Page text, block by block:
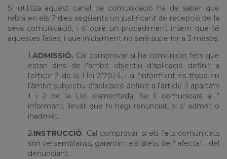
Si utilitza aquest canal de comunicació ha de saber que
rebrà en els 7 dies següents un justificant de recepció de la
seva comunicació, i s' obre un procediment intern que té
aquestes fases, i que inicialment no serà superior a 3 mesos:
1.ADMISSIÓ. Cal comprovar si ha comunicat fets que
estan dins de l'àmbit objectiu d'aplicació definit a
l'article 2 de la Llei 2/2023, i si l'informant es troba en
l'àmbit subjectiu d'aplicació definit a l'article 3 apartats
1 i 2 de la Llei esmentada. Se li comunicarà a l'
informant, llevat que hi hagi renunciat, si s' admet o
inadmet.
2.INSTRUCCIÓ. Cal comprovar si els fets comunicats
són versemblants, garantint els drets de l' afectat i del
denunciant.